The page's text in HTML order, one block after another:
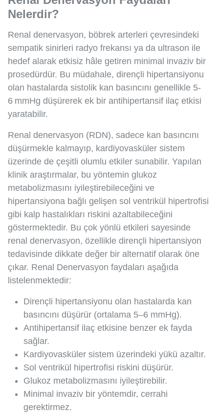
Nelerdir?
Renal denervasyon, böbrek arterleri çevresindeki
sempatik sinirleri radyo frekansı ya da ultrason ile
hedef alarak etkisiz hâle getiren minimal invaziv bir
prosedürdür. Bu müdahale, dirençli hipertansiyonu
olan hastalarda sistolik kan basıncını genellikle 5-
6 mmHg düşürerek ek bir antihipertansif ilaç etkisi
yaratabilir.
Renal denervasyon (RDN), sadece kan basıncını
düşürmekle kalmayıp, kardiyovasküler sistem
üzerinde de çeşitli olumlu etkiler sunabilir. Yapılan
klinik araştırmalar, bu yöntemin glukoz
metabolizmasını iyileştirebileceğini ve
hipertansiyona bağlı gelişen sol ventrikül hipertrofisi
gibi kalp hastalıkları riskini azaltabileceğini
göstermektedir. Bu çok yönlü etkileri sayesinde
renal denervasyon, özellikle dirençli hipertansiyon
tedavisinde dikkate değer bir alternatif olarak öne
çıkar. Renal Denervasyon faydaları aşağıda
listelenmektedir:
Dirençli hipertansiyonu olan hastalarda kan
basıncını düşürür (ortalama 5–6 mmHg).
Antihipertansif ilaç etkisine benzer ek fayda
sağlar.
Kardiyovasküler sistem üzerindeki yükü azaltır.
Sol ventrikül hipertrofisi riskini düşürür.
Glukoz metabolizmasını iyileştirebilir.
Minimal invaziv bir yöntemdir, cerrahi
gerektirmez.